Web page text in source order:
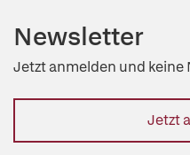
Newsletter
Jetzt anmelden und keine
Jetzt